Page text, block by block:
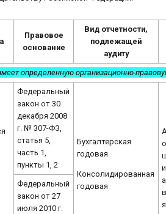
Правовое
основание
Вид отчетности,
подлежащей
аудиту
определенную организационно-
Федеральный
закон от 30
декабря 2008
г. № 307-ФЗ,
статья 5,
часть 1,
пункты 1, 2
Бухгалтерская
годовая
Консолидированная
годовая
Федеральный
закон от 27
июля 2010 г.